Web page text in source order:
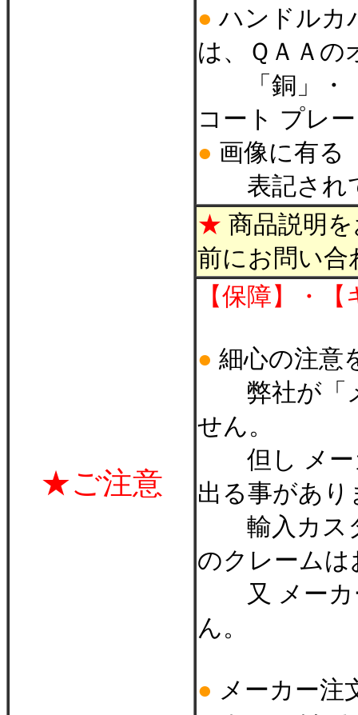
★ご注意
● ハンドルカ
は、ＱＡＡ
「銅」・「
コート プレ
● 画像に有る
表記されて
★ 商品説明
前にお問い合
【保障】・
● 細心の注意
弊社が「メ
せん。
但し メー
出る事があり
輸入カスタ
のクレーム
又 メーカ
ん。
● メーカー注